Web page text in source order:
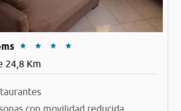
24,8 Km
con movilidad reducida